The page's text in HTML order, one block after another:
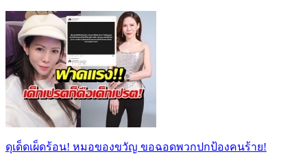
ดุเด็ดเผ็ดร้อน! หมอของขวัญ ขอฉอดพวกปกป้องคนร้าย!